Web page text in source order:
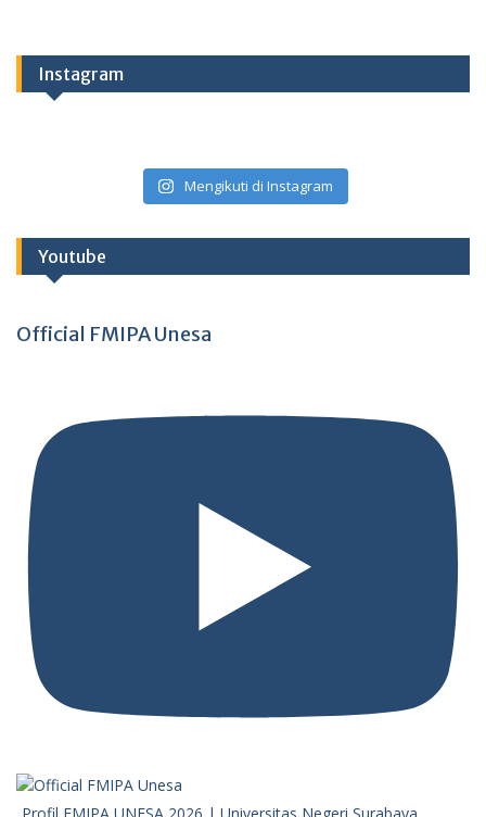
Instagram
Mengikuti di Instagram
Youtube
Official FMIPA Unesa